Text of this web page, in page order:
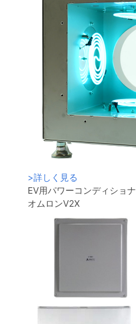
>詳しく見る
EV用パワーコンディショナ
オムロンV2X